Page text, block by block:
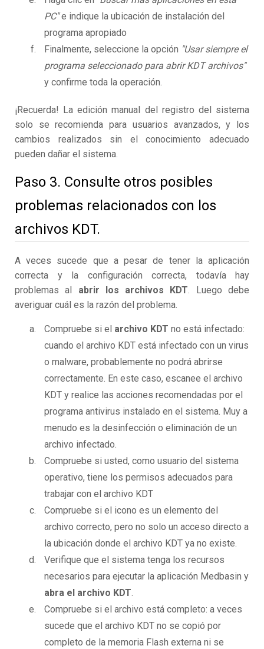
PC"e indique la ubicación de instalación del
programa apropiado
Finalmente, seleccione la opción "Usar siempre el
programa seleccionado para abrir KDT archivos"
y confirme toda la operación.
¡Recuerda! La edición manual del registro del sistema
solo se recomienda para usuarios avanzados, y los
cambios realizados sin el conocimiento adecuado
pueden dañar el sistema.
Paso 3. Consulte otros posibles
problemas relacionados con los
archivos KDT.
A veces sucede que a pesar de tener la aplicación
correcta y la configuración correcta, todavía hay
problemas al abrir los archivos KDT. Luego debe
averiguar cuál es la razón del problema.
Compruebe si el archivo KDT no está infectado:
cuando el archivo KDT está infectado con un virus
o malware, probablemente no podrá abrirse
correctamente. En este caso, escanee el archivo
KDT y realice las acciones recomendadas por el
programa antivirus instalado en el sistema. Muy a
menudo es la desinfección o eliminación de un
archivo infectado.
Compruebe si usted, como usuario del sistema
operativo, tiene los permisos adecuados para
trabajar con el archivo KDT
Compruebe si el icono es un elemento del
archivo correcto, pero no solo un acceso directo a
la ubicación donde el archivo KDT ya no existe.
Verifique que el sistema tenga los recursos
necesarios para ejecutar la aplicación Medbasin y
abra el archivo KDT.
Compruebe si el archivo está completo: a veces
sucede que el archivo KDT no se copió por
completo de la memoria Flash externa ni se